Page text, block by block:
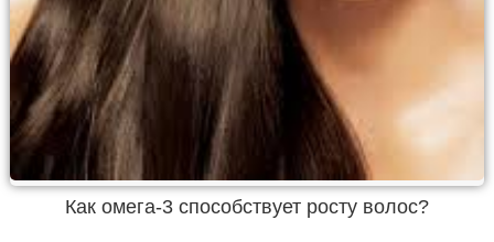
Как омега-3 способствует росту волос?